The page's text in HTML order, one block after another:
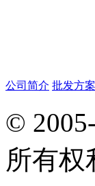
公司简介 批发方案
©
所有权